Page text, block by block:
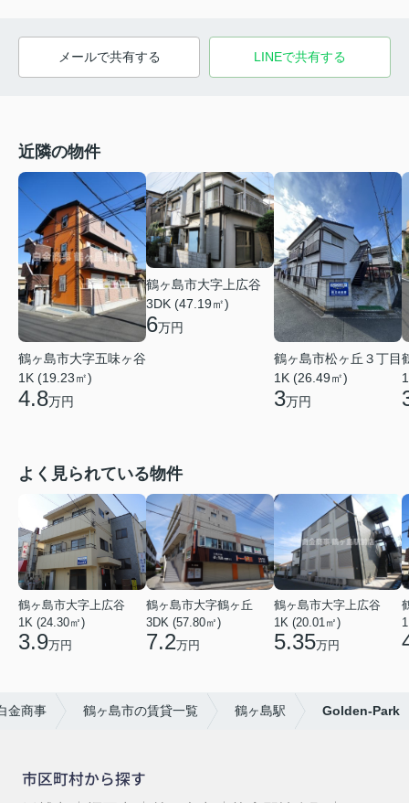
メールで共有する LINEで共有する
近隣の物件
鶴ヶ島市大字五味ヶ谷
1K (19.23㎡)
4.8万円
鶴ヶ島市大字上広谷
3DK (47.19㎡)
6万円
鶴ヶ島市松ヶ丘３丁目
1K (26.49㎡)
3万円
よく見られている物件
鶴ヶ島市大字上広谷
1K (24.30㎡)
3.9万円
鶴ヶ島市大字鶴ヶ丘
3DK (57.80㎡)
7.2万円
鶴ヶ島市大字上広谷
1K (20.01㎡)
5.35万円
金商事 鶴ヶ島市の賃貸一覧 鶴ヶ島駅 Golden-Park
市区町村から探す